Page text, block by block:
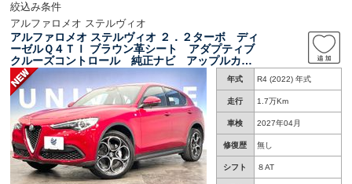
絞込み条件
アルファロメオ ステルヴィオ
アルファロメオ ステルヴィオ ２．２ターボ ディ
ーゼルＱ４ＴＩ ブラウン革シート アダプティブ
クルーズコントロール 純正ナビ アップルカー
プレイ バックカメラ 前席シートヒーター 前
席パワーシート 電動リアゲート 禁煙車 純正
２０インチアルミ ＨＩＤヘッドライト
年式 R4 (2022) 年式
走行 1.7万Km
車検 2027年04月
修復歴 無し
シフト ８AT